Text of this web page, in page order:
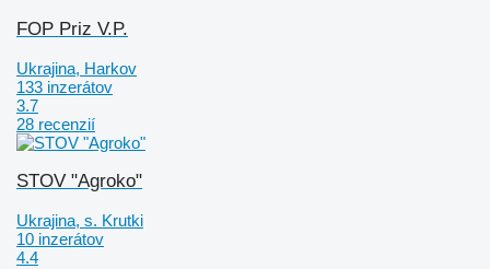
FOP Priz V.P.
Ukrajina, Harkov
133 inzerátov
3.7
28 recenzií
STOV "Agroko"
Ukrajina, s. Krutki
10 inzerátov
4.4